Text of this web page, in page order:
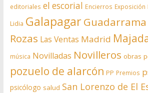
editoriales el escorial Encierros Exposición
Lidia Galapagar Guadarrama
Rozas Las Ventas Madrid
música Novilladas Novilleros obras
pozuelo de alarcón PP Premios
psicólogo salud San Lorenzo de El